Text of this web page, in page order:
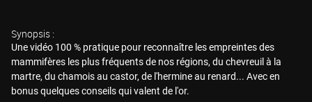
Synopsis :
Une vidéo 100 % pratique pour reconnaître les empreintes des
mammifères les plus fréquents de nos régions, du chevreuil à la
martre, du chamois au castor, de l'hermine au renard... Avec en
bonus quelques conseils qui valent de l'or.